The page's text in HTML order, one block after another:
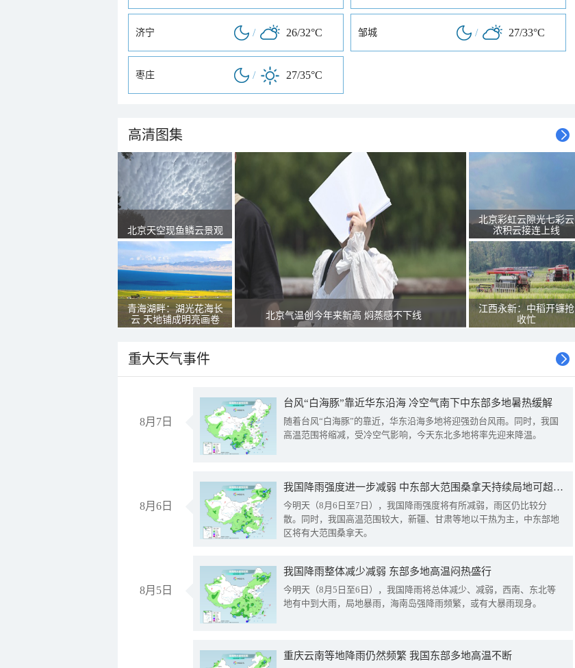
济宁 / 26/32°C 邹城 / 27/33°C
枣庄 / 27/35°C
高清图集
北京天空现鱼鳞云景观
青海湖畔：湖光花海长
云 天地铺成明亮画卷
北京气温创今年来新高 焖蒸感不下线
北京彩虹云隙光七彩云
浓积云接连上线
江西永新：中稻开镰抢
收忙
重大天气事件
8月7日
台风“白海豚”靠近华东沿海 冷空气南下中东部多地暑热缓解
随着台风“白海豚”的靠近，华东沿海多地将迎强劲台风雨。同时，我国
高温范围将缩减，受冷空气影响，今天东北多地将率先迎来降温。
8月6日
我国降雨强度进一步减弱 中东部大范围桑拿天持续局地可超38℃
今明天（8月6日至7日），我国降雨强度将有所减弱，雨区仍比较分
散。同时，我国高温范围较大，新疆、甘肃等地以干热为主，中东部地
区将有大范围桑拿天。
8月5日
我国降雨整体减少减弱 东部多地高温闷热盛行
今明天（8月5日至6日），我国降雨将总体减少、减弱，西南、东北等
地有中到大雨，局地暴雨，海南岛强降雨频繁，或有大暴雨现身。
重庆云南等地降雨仍然频繁 我国东部多地高温不断